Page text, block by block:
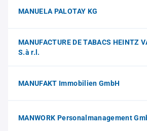
MANUELA PALOTAY KG
MANUFACTURE DE TABACS HEINTZ
S.à r.l.
MANUFAKT Immobilien GmbH
MANWORK Personalmanagement